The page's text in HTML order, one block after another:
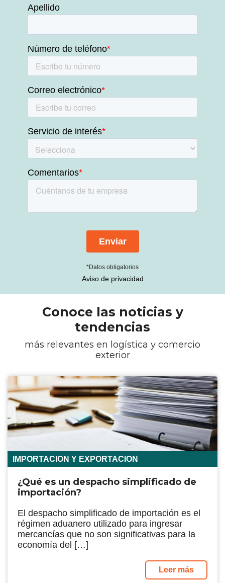
*Datos obligatorios
Aviso de privacidad
Conoce las noticias y
tendencias
más relevantes en logística y comercio
exterior
IMPORTACION Y EXPORTACION
¿Qué es un despacho simplificado de
importación?
El despacho simplificado de importación es el
régimen aduanero utilizado para ingresar
mercancías que no son significativas para la
economía del […]
Leer más